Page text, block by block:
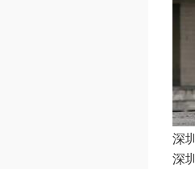
深
深